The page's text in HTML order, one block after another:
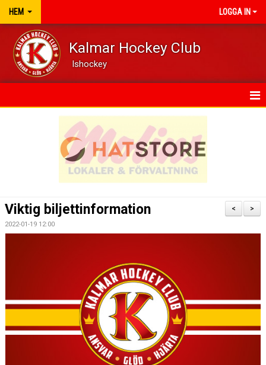
HEM LOGGA IN
Kalmar Hockey Club
Ishockey
VÅRA LAG/TRÄNARE
DOKUMENT
>
<
Viktig biljettinformation
2022-01-19 12:00